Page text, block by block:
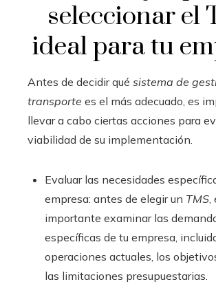
seleccionar el
ideal para tu
Antes de decidir qué sistema de
transporte es el más adecuado, es
llevar a cabo ciertas acciones para
viabilidad de su implementación.
Evaluar las necesidades
empresa: antes de elegir un TMS,
importante examinar las
específicas de tu empresa,
operaciones actuales, los
las limitaciones presupuestarias.